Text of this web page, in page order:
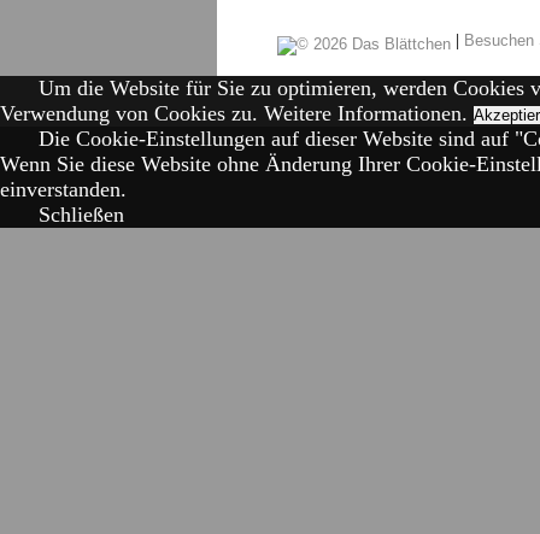
|
Um die Website für Sie zu optimieren, werden Cookies
Verwendung von Cookies zu. Weitere Informationen.
Die Cookie-Einstellungen auf dieser Website sind auf
Wenn Sie diese Website ohne Änderung Ihrer Cookie-
einverstanden.
Schließen